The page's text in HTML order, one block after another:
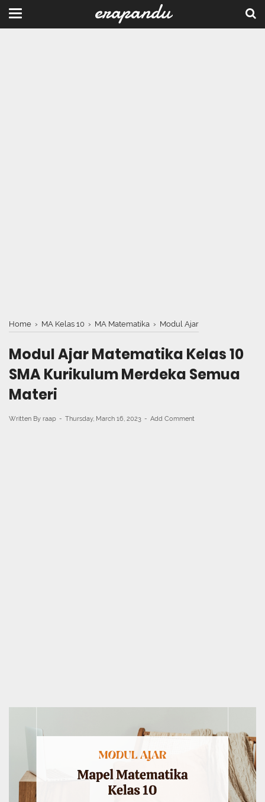
erapandu
Home › MA Kelas 10 › MA Matematika › Modul Ajar
Modul Ajar Matematika Kelas 10
SMA Kurikulum Merdeka Semua
Materi
Written By raap Thursday, March 16, 2023 Add Comment